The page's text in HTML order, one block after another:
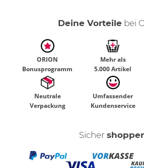
Deine Vorteilebei
ORION
Bonusprogramm
Mehr als
5.000 Artikel
Neutrale
Verpackung
Umfassender
Kundenservice
Sicher